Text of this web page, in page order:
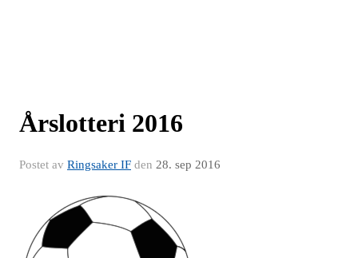
Årslotteri 2016
Postet av Ringsaker IF den 28. sep 2016